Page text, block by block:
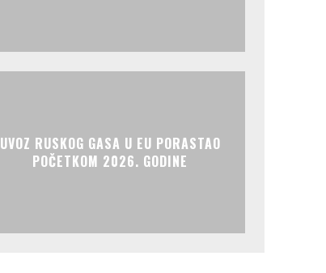
UVOZ RUSKOG GASA U EU PORASTAO
POČETKOM 2026. GODINE